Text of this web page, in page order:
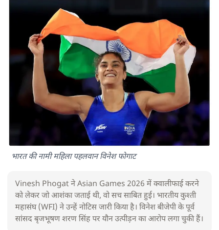
भारत की नामी महिला पहलवान विनेश फोगाट
Vinesh Phogat ने Asian Games 2026 में क्वालीफाई करने
को लेकर जो आशंका जताई थी, वो सच साबित हुई। भारतीय कुश्ती
महासंघ (WFI) ने उन्हें नोटिस जारी किया है। विनेश बीजेपी के पूर्व
सांसद बृजभूषण शरण सिंह पर यौन उत्पीड़न का आरोप लगा चुकी हैं।